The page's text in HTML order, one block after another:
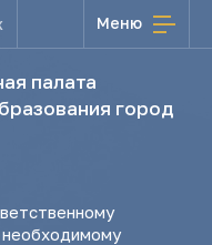
Меню
палата
город
необходимому